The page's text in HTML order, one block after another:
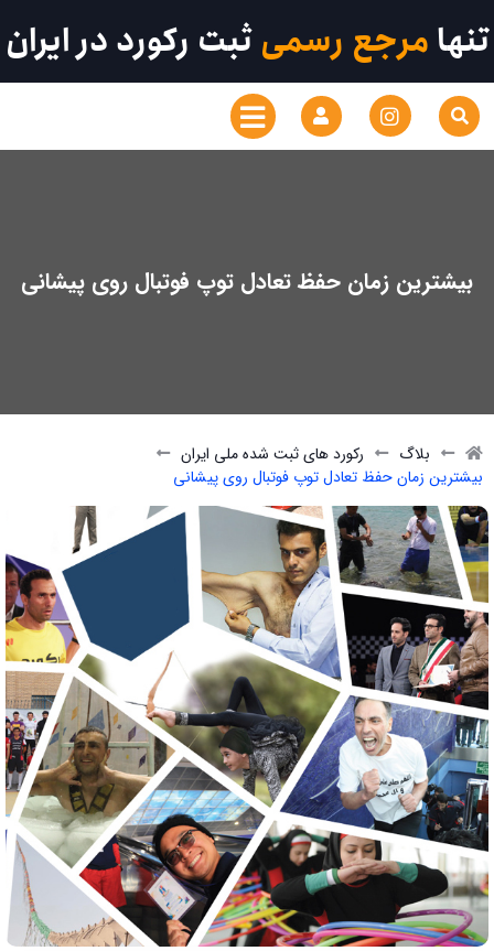
تنهامرجع رسمیثبت رکورد در ایران
بیشترین زمان حفظ تعادل توپ فوتبال روی پیشانی
بلاگ
رکورد های ثبت شده ملی ایران
بیشترین زمان حفظ تعادل توپ فوتبال روی پیشانی